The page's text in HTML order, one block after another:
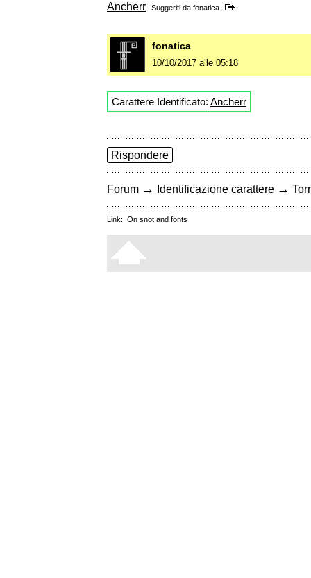
Ancherr Suggeriti da fonatica
fonatica
10/10/2017 alle 05:18
Carattere Identificato: Ancherr
Rispondere
Forum → Identificazione carattere →
Link: On snot and fonts